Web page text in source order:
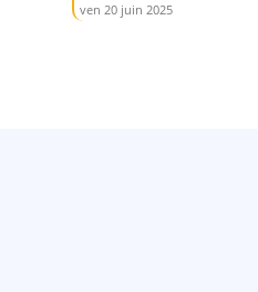
ven 20 juin 2025